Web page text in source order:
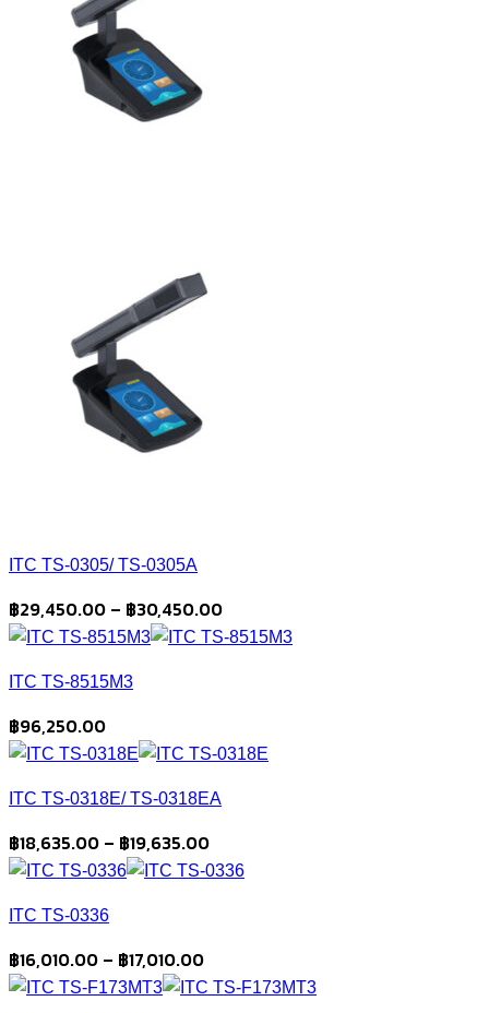
ITC TS-0305/ TS-0305A
฿29,450.00 – ฿30,450.00Price
range:
ITC TS-8515M3
฿96,250.00
ITC TS-0318E/ TS-0318EA
฿18,635.00 – ฿19,635.00Price
range:
ITC TS-0336
฿16,010.00 – ฿17,010.00Price
range: